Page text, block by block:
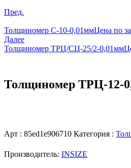
Пред.
Толщиномер С-10-0,01ммЦена по
Далее
Толщиномер ТРЦ/СЦ-25/2-0,01мм
Толщиномер ТРЦ-12-
Арт : 85ed1e906710 Категория :
Производитель: INSIZE